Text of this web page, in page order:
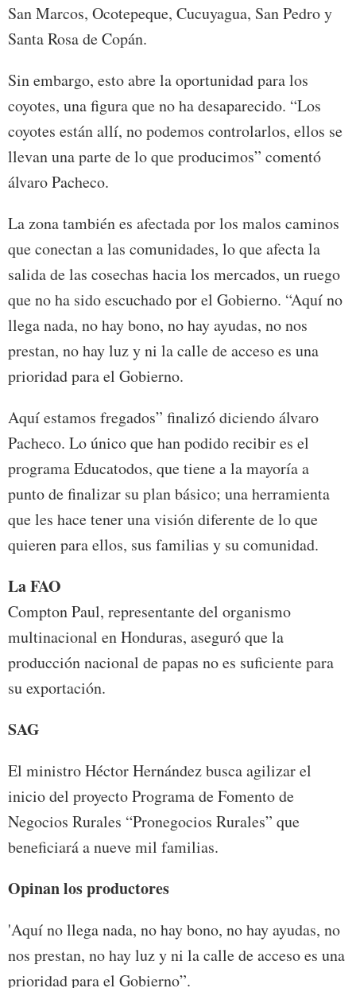
San Marcos, Ocotepeque, Cucuyagua, San Pedro y
Santa Rosa de Copán.
Sin embargo, esto abre la oportunidad para los
coyotes, una figura que no ha desaparecido. “Los
coyotes están allí, no podemos controlarlos, ellos se
llevan una parte de lo que producimos” comentó
álvaro Pacheco.
La zona también es afectada por los malos caminos
que conectan a las comunidades, lo que afecta la
salida de las cosechas hacia los mercados, un ruego
que no ha sido escuchado por el Gobierno. “Aquí no
llega nada, no hay bono, no hay ayudas, no nos
prestan, no hay luz y ni la calle de acceso es una
prioridad para el Gobierno.
Aquí estamos fregados” finalizó diciendo álvaro
Pacheco. Lo único que han podido recibir es el
programa Educatodos, que tiene a la mayoría a
punto de finalizar su plan básico; una herramienta
que les hace tener una visión diferente de lo que
quieren para ellos, sus familias y su comunidad.
La FAO
Compton Paul, representante del organismo
multinacional en Honduras, aseguró que la
producción nacional de papas no es suficiente para
su exportación.
SAG
El ministro Héctor Hernández busca agilizar el
inicio del proyecto Programa de Fomento de
Negocios Rurales “Pronegocios Rurales” que
beneficiará a nueve mil familias.
Opinan los productores
'Aquí no llega nada, no hay bono, no hay ayudas, no
nos prestan, no hay luz y ni la calle de acceso es una
prioridad para el Gobierno”.